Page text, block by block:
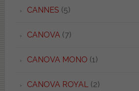
CANNES (5)
CANOVA (7)
CANOVA MONO (1)
CANOVA ROYAL (2)